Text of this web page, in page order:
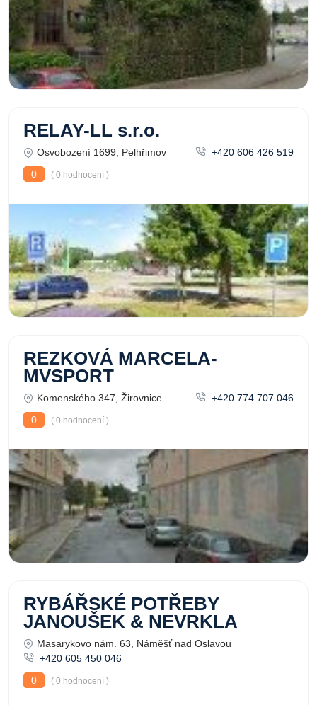
RELAY-LL s.r.o.
Osvobození 1699, Pelhřimov
+420 606 426 519
0
( 0 hodnocení )
REZKOVÁ MARCELA-
MVSPORT
Komenského 347, Žirovnice
+420 774 707 046
0
( 0 hodnocení )
RYBÁŘSKÉ POTŘEBY
JANOUŠEK & NEVRKLA
Masarykovo nám. 63, Náměšť nad Oslavou
+420 605 450 046
0
( 0 hodnocení )